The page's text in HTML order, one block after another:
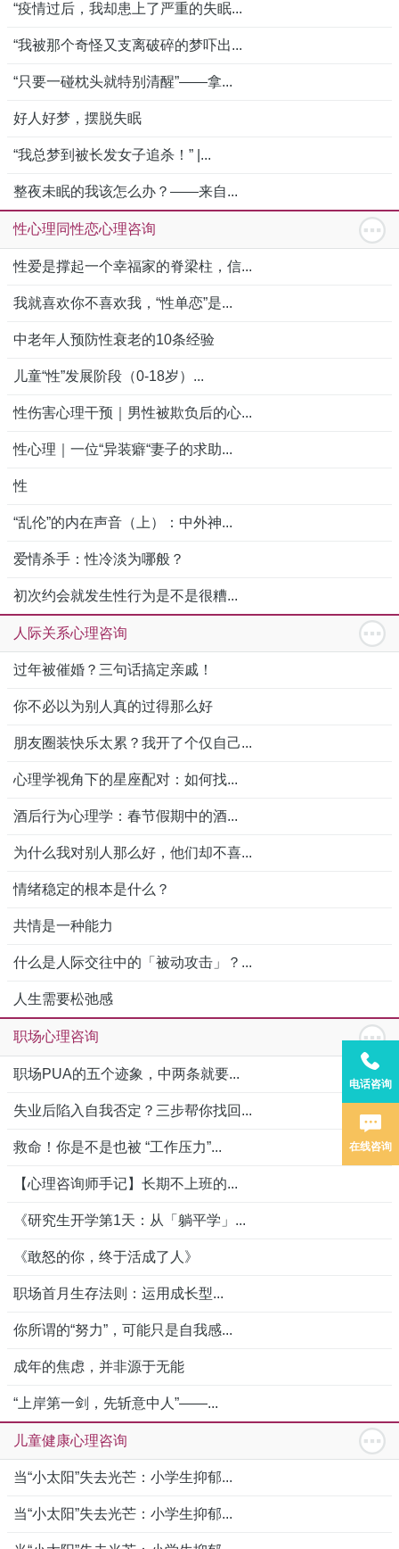
“疫情过后，我却患上了严重的失眠...
“我被那个奇怪又支离破碎的梦吓出...
“只要一碰枕头就特别清醒”——拿...
好人好梦，摆脱失眠
“我总梦到被长发女子追杀！” |...
整夜未眠的我该怎么办？——来自...
性心理同性恋心理咨询
性爱是撑起一个幸福家的脊梁柱，信...
我就喜欢你不喜欢我，“性单恋”是...
中老年人预防性衰老的10条经验
儿童“性”发展阶段（0-18岁）...
性伤害心理干预｜男性被欺负后的心...
性心理｜一位“异装癖“妻子的求助...
性
“乱伦”的内在声音（上）：中外神...
爱情杀手：性冷淡为哪般？
初次约会就发生性行为是不是很糟...
人际关系心理咨询
过年被催婚？三句话搞定亲戚！
你不必以为别人真的过得那么好
朋友圈装快乐太累？我开了个仅自己...
心理学视角下的星座配对：如何找...
酒后行为心理学：春节假期中的酒...
为什么我对别人那么好，他们却不喜...
情绪稳定的根本是什么？
共情是一种能力
什么是人际交往中的「被动攻击」？...
人生需要松弛感
职场心理咨询
职场PUA的五个迹象，中两条就要...
失业后陷入自我否定？三步帮你找回...
救命！你是不是也被 “工作压力”...
【心理咨询师手记】长期不上班的...
《研究生开学第1天：从「躺平学」...
《敢怒的你，终于活成了人》
职场首月生存法则：运用成长型...
你所谓的“努力”，可能只是自我感...
成年的焦虑，并非源于无能
“上岸第一剑，先斩意中人”——...
儿童健康心理咨询
当“小太阳”失去光芒：小学生抑郁...
当“小太阳”失去光芒：小学生抑郁...
电话咨询
在线咨询